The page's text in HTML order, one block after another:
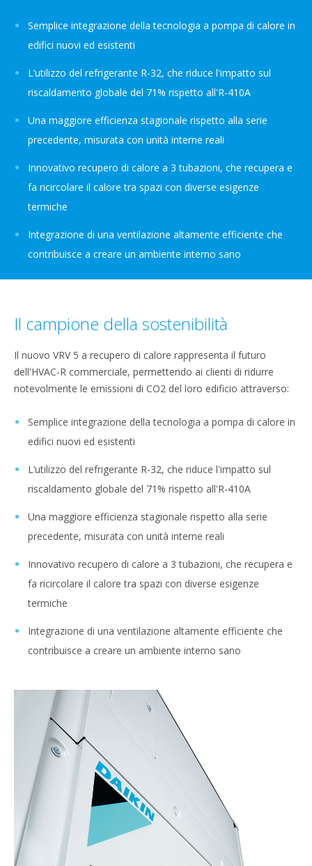
Semplice integrazione della tecnologia a pompa di calore in
edifici nuovi ed esistenti
L’utilizzo del refrigerante R-32, che riduce l'impatto sul
riscaldamento globale del 71% rispetto all'R-410A
Una maggiore efficienza stagionale rispetto alla serie
precedente, misurata con unità interne reali
Innovativo recupero di calore a 3 tubazioni, che recupera e
fa ricircolare il calore tra spazi con diverse esigenze
termiche
Integrazione di una ventilazione altamente efficiente che
contribuisce a creare un ambiente interno sano
Il campione della sostenibilità
Il nuovo VRV 5 a recupero di calore rappresenta il futuro
dell'HVAC-R commerciale, permettendo ai clienti di ridurre
notevolmente le emissioni di CO2 del loro edificio attraverso:​​
Semplice integrazione della tecnologia a pompa di calore in
edifici nuovi ed esistenti
L’utilizzo del refrigerante R-32, che riduce l'impatto sul
riscaldamento globale del 71% rispetto all'R-410A
Una maggiore efficienza stagionale rispetto alla serie
precedente, misurata con unità interne reali
Innovativo recupero di calore a 3 tubazioni, che recupera e
fa ricircolare il calore tra spazi con diverse esigenze
termiche
Integrazione di una ventilazione altamente efficiente che
contribuisce a creare un ambiente interno sano